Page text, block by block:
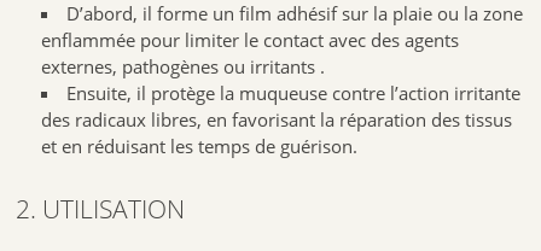
D’abord, il forme un film adhésif sur la plaie ou la zone
enflammée pour limiter le contact avec des agents
externes, pathogènes ou irritants .
Ensuite, il protège la muqueuse contre l’action irritante
des radicaux libres, en favorisant la réparation des tissus
et en réduisant les temps de guérison.
2. UTILISATION